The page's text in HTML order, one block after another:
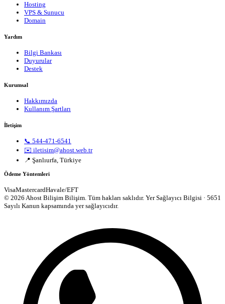
Hosting
VPS & Sunucu
Domain
Yardım
Bilgi Bankası
Duyurular
Destek
Kurumsal
Hakkımızda
Kullanım Şartları
İletişim
📞 544-471-6541
✉️ iletisim@ahost.web.tr
📍 Şanlıurfa, Türkiye
Ödeme Yöntemleri
VisaMastercardHavale/EFT
© 2026 Ahost Bilişim Bilişim. Tüm hakları saklıdır. Yer Sağlayıcı Bilgisi · 5651
Sayılı Kanun kapsamında yer sağlayıcıdır.